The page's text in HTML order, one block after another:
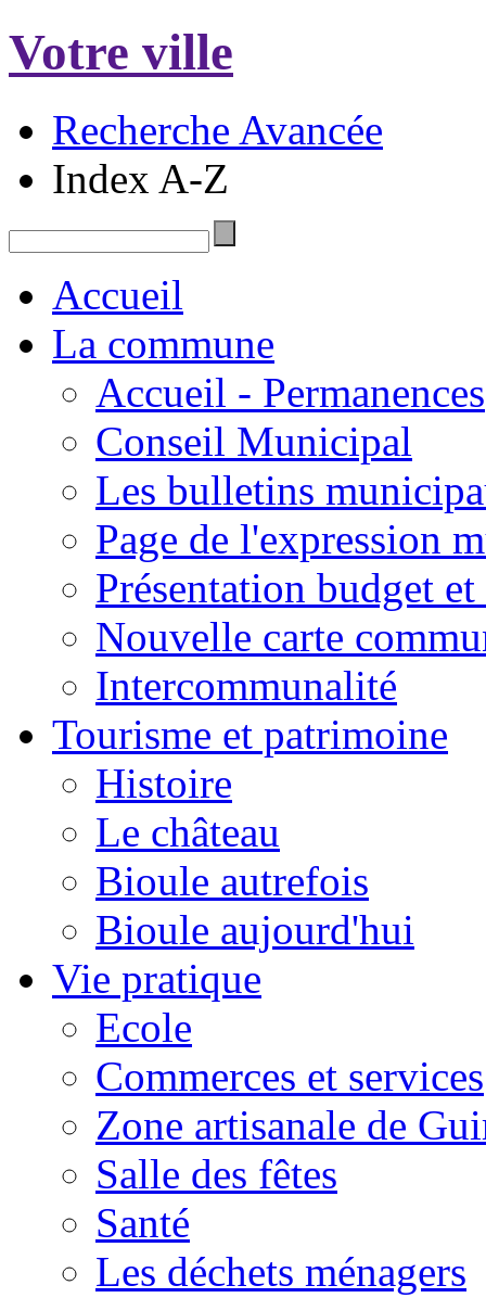
Votre ville
Recherche Avancée
Index A-Z
Accueil
La commune
Accueil - Permanences
Conseil Municipal
Les bulletins
Page de l'expression
Présentation budget
Nouvelle carte
Intercommunalité
Tourisme et patrimoine
Histoire
Le château
Bioule autrefois
Bioule aujourd'hui
Vie pratique
Ecole
Commerces et services
Zone artisanale de
Salle des fêtes
Santé
Les déchets ménagers